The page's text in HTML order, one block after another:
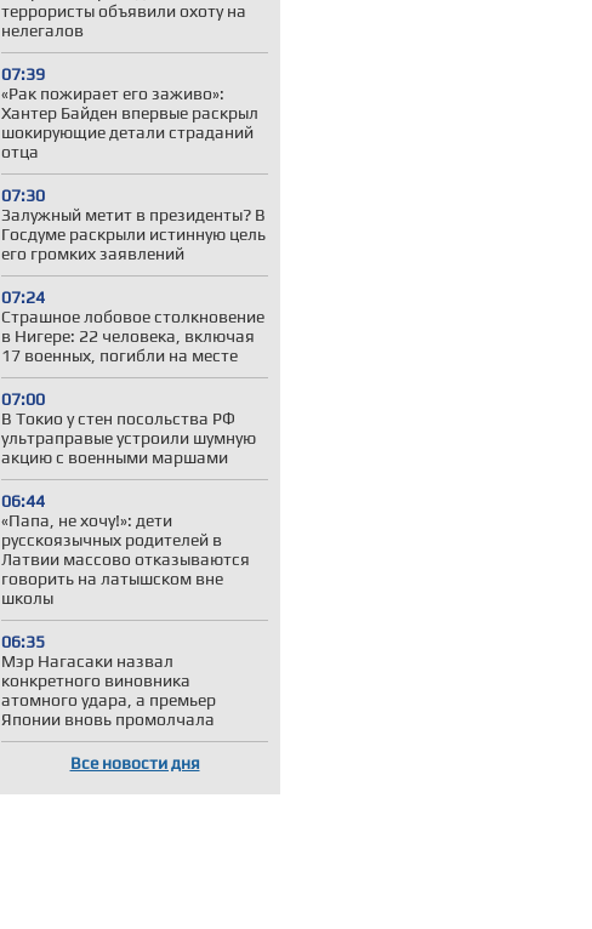
террористы объявили охоту на
нелегалов
07:39
«Рак пожирает его заживо»:
Хантер Байден впервые раскрыл
шокирующие детали страданий
отца
07:30
Залужный метит в президенты? В
Госдуме раскрыли истинную цель
его громких заявлений
07:24
Страшное лобовое столкновение
в Нигере: 22 человека, включая
17 военных, погибли на месте
07:00
В Токио у стен посольства РФ
ультраправые устроили шумную
акцию с военными маршами
06:44
«Папа, не хочу!»: дети
русскоязычных родителей в
Латвии массово отказываются
говорить на латышском вне
школы
06:35
Мэр Нагасаки назвал
конкретного виновника
атомного удара, а премьер
Японии вновь промолчала
Все новости дня